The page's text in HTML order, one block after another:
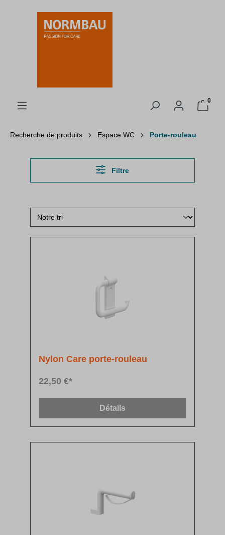
principal
0
Recherche de produits Espace WC Porte-rouleau
Filtre
Nylon Care porte-rouleau
22,50 €*
Détails